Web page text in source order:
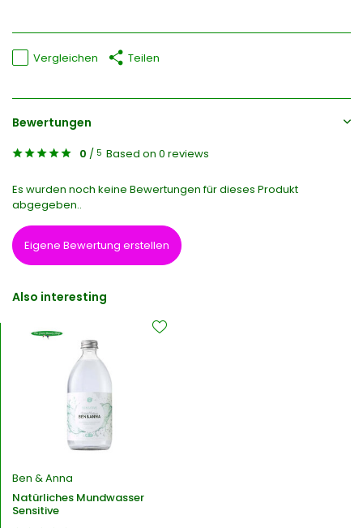
Vergleichen Teilen
Bewertungen
0 / 5 Based on 0 reviews
Es wurden noch keine Bewertungen für dieses Produkt
abgegeben..
Eigene Bewertung erstellen
Also interesting
Ben & Anna
Natürliches Mundwasser
Sensitive